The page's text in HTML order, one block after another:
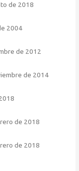
de 2018
2004
de 2012
de 2014
de 2018
de 2018